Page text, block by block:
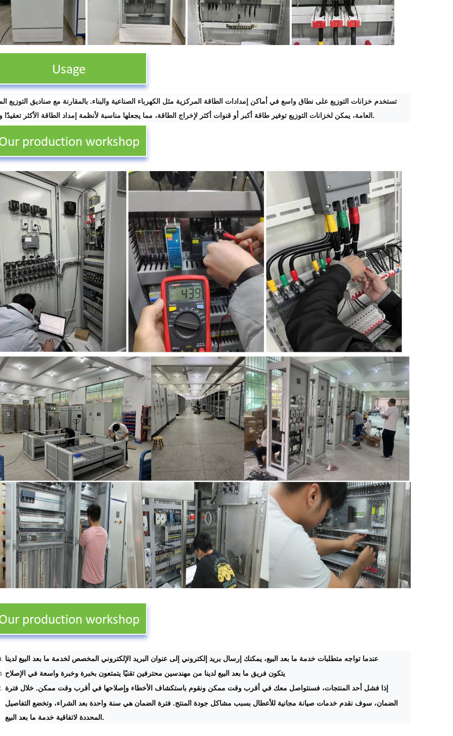
تستخدم خزانات التوزيع على نطاق واسع في أماكن إمدادات الطاقة المركزية مثل الكهرباء الصناعية والبناء. بالمقارنة مع صناديق التوزيع
العامة، يمكن لخزانات التوزيع توفير طاقة أكبر أو قنوات أكثر لإخراج الطاقة، مما يجعلها مناسبة لأنظمة إمداد الطاقة الأكثر تعقيدًا وتطلبًا.
عندما تواجه متطلبات خدمة ما بعد البيع، يمكنك إرسال بريد إلكتروني إلى عنوان البريد الإلكتروني المخصص لخدمة ما بعد البيع لدينا
يتكون فريق ما بعد البيع لدينا من مهندسين محترفين تقنيًا يتمتعون بخبرة وخبرة واسعة في الإصلاح
إذا فشل أحد المنتجات، فسنتواصل معك في أقرب وقت ممكن ونقوم باستكشاف الأخطاء وإصلاحها في أقرب وقت ممكن. خلال فترة
الضمان، سوف نقدم خدمات صيانة مجانية للأعطال بسبب مشاكل جودة المنتج. فترة الضمان هي سنة واحدة بعد الشراء، وتخضع التفاصيل